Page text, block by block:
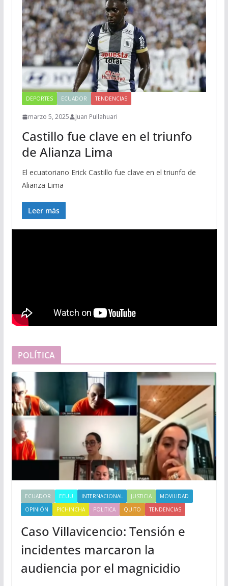
DEPORTES ECUADOR TENDENCIAS
marzo 5, 2025 Juan Pullahuari
Castillo fue clave en el triunfo
de Alianza Lima
El ecuatoriano Erick Castillo fue clave en el triunfo de
Alianza Lima
Leer más
POLÍTICA
ECUADOR EEUU INTERNACIONAL JUSTICIA
MOVILIDAD
OPINIÓN
PICHINCHA POLITICA QUITO TENDENCIAS
Caso Villavicencio: Tensión e
incidentes marcaron la
audiencia por el magnicidio